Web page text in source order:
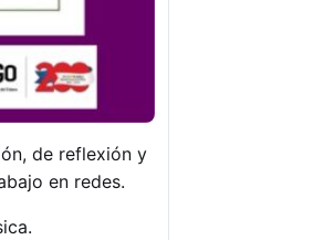
de reflexión y
en redes.